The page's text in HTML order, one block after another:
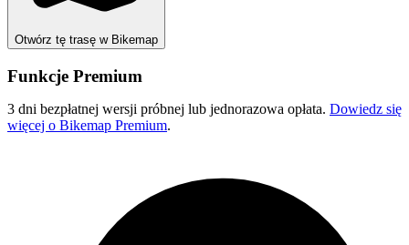
Otwórz tę trasę w Bikemap
Funkcje Premium
3 dni bezpłatnej wersji próbnej lub jednorazowa opłata. Dowiedz się
więcej o Bikemap Premium.